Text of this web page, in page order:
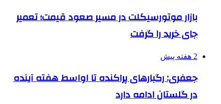
بازار موتورسیکلت در مسیر صعود قیمت؛ تعمیر
جای خرید را گرفت
2 هفته پیش
جعفری: رگبارهای پراکنده تا اواسط هفته آینده
در گلستان ادامه دارد